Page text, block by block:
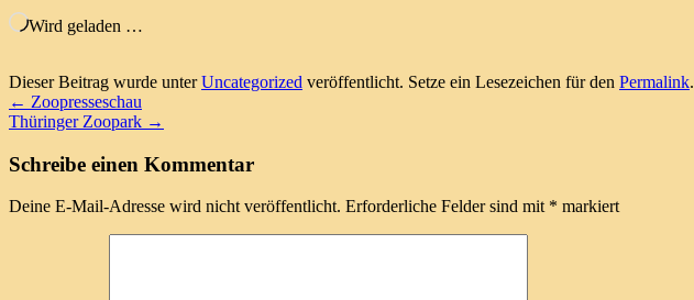
Wird geladen …
Dieser Beitrag wurde unterUncategorized veröffentlicht. Setze ein Lesezeichen für den Permalink.
← Zoopresseschau
Thüringer Zoopark →
Schreibe einen Kommentar
Deine E-Mail-Adresse wird nicht veröffentlicht. Erforderliche Felder sind mit * markiert